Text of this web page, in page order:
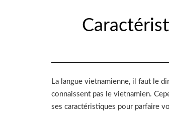
La langue vietnamienne, il faut le
connaissent pas le vietnamien.
ses caractéristiques pour parfaire